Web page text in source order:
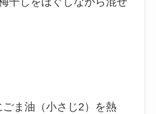
ごま油（小さじ2）を熱